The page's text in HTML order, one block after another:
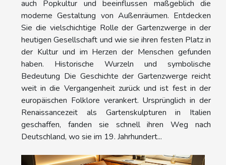
auch Popkultur und beeinflussen maßgeblich die
moderne Gestaltung von Außenräumen. Entdecken
Sie die vielschichtige Rolle der Gartenzwerge in der
heutigen Gesellschaft und wie sie ihren festen Platz in
der Kultur und im Herzen der Menschen gefunden
haben. Historische Wurzeln und symbolische
Bedeutung Die Geschichte der Gartenzwerge reicht
weit in die Vergangenheit zurück und ist fest in der
europäischen Folklore verankert. Ursprünglich in der
Renaissancezeit als Gartenskulpturen in Italien
geschaffen, fanden sie schnell ihren Weg nach
Deutschland, wo sie im 19. Jahrhundert...